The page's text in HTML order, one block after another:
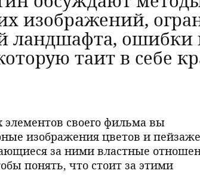
изображений,
ландшафта, ошибки
таит в себе
элементов своего фильма вы
изображения цветов и
за ними властные
понять, что стоит за этими